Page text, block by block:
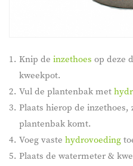
Knip de inzethoes op deze
kweekpot.
Vul de plantenbak met
Plaats hierop de
plantenbak komt.
Voeg vaste hydrovoeding
Plaats de watermeter &